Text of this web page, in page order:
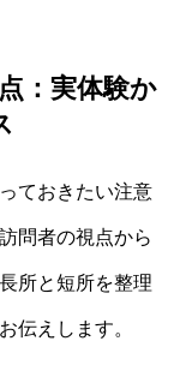
：実体験か
ておきたい注意
問者の視点から
所と短所を整理
伝えします。